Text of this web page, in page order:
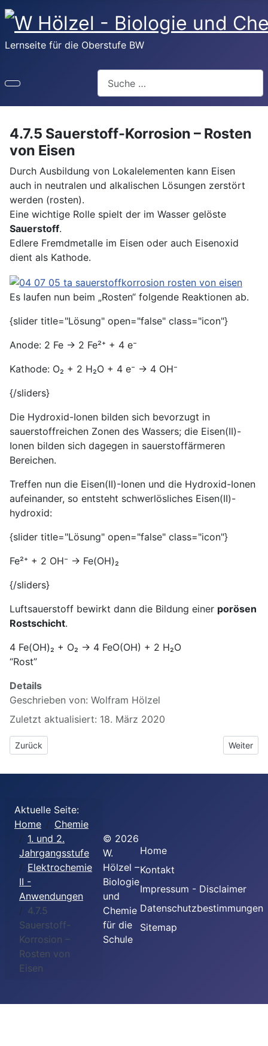
Lernseite für die Oberstufe BW
4.7.5 Sauerstoff-Korrosion – Rosten
von Eisen
Durch Ausbildung von Lokalelementen kann Eisen
auch in neutralen und alkalischen Lösungen zerstört
werden (rosten).
Eine wichtige Rolle spielt der im Wasser gelöste
Sauerstoff.
Edlere Fremdmetalle im Eisen oder auch Eisenoxid
dient als Kathode.
Es laufen nun beim „Rosten“ folgende Reaktionen ab.
{slider title="Lösung" open="false" class="icon"}
Anode: 2 Fe → 2 Fe²⁺ + 4 e⁻
Kathode: O₂ + 2 H₂O + 4 e⁻ → 4 OH⁻
{/sliders}
Die Hydroxid-Ionen bilden sich bevorzugt in
sauerstoffreichen Zonen des Wassers; die Eisen(II)-
Ionen bilden sich dagegen in sauerstoffärmeren
Bereichen.
Treffen nun die Eisen(II)-Ionen und die Hydroxid-Ionen
aufeinander, so entsteht schwerlösliches Eisen(II)-
hydroxid:
{slider title="Lösung" open="false" class="icon"}
Fe²⁺ + 2 OH⁻ → Fe(OH)₂
{/sliders}
Luftsauerstoff bewirkt dann die Bildung einer porösen
Rostschicht.
4 Fe(OH)₂ + O₂ → 4 FeO(OH) + 2 H₂O
“Rost”
Details
Geschrieben von: Wolfram Hölzel
Zuletzt aktualisiert: 18. März 2020
Vorheriger Beitrag: 4.7.4 Einfluss von Kohlenstoffdioxid auf die
Zurück Nächster
Weiter
Aktuelle Seite:
Home
Chemie
1. und 2.
Jahrgangsstufe
Elektrochemie
II -
Anwendungen
4.7.5
Sauerstoff-
Korrosion –
Rosten von
Eisen
© 2026
W.
Hölzel –
Biologie
und
Chemie
für die
Schule
Home
Kontakt
Impressum - Disclaimer
Datenschutzbestimmungen
Sitemap